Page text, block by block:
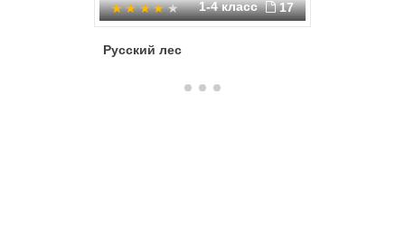
1-4 класс 17
Русский лес